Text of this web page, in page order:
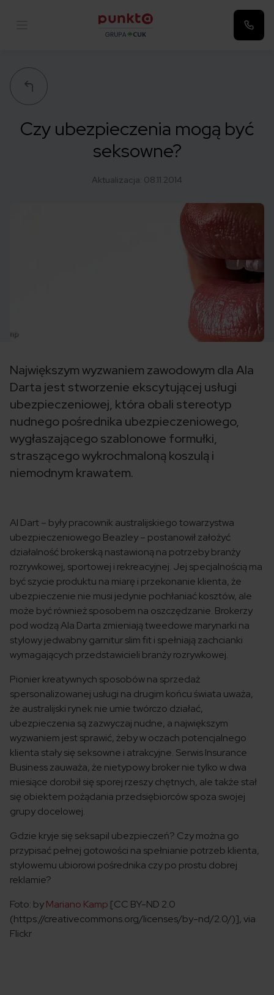
Czy ubezpieczenia mogą być
seksowne?
Aktualizacja: 08.11.2014
Największym wyzwaniem zawodowym dla Ala
Darta jest stworzenie ekscytującej usługi
ubezpieczeniowej, która obali stereotyp
nudnego pośrednika ubezpieczeniowego,
wygłaszającego szablonowe formułki,
straszącego wykrochmaloną koszulą i
niemodnym krawatem.
Al Dart – były pracownik australijskiego towarzystwa
ubezpieczeniowego Beazley – postanowił założyć
działalność brokerską nastawioną na potrzeby branży
rozrywkowej, sportowej i rekreacyjnej. Jej specjalnością ma
być szycie produktu na miarę i przekonanie klienta, że
ubezpieczenie nie musi jedynie pochłaniać kosztów, ale
może być również sposobem na oszczędzanie. Brokerzy
pod wodzą Ala Darta zmieniają tweedowe marynarki na
stylowy jedwabny garnitur slim fit i spełniają zachcianki
wymagających przedstawicieli branży rozrywkowej.
Pionier kreatywnych sposobów na sprzedaż
spersonalizowanej usługi na drugim końcu świata uważa,
że australijski rynek nie umie twórczo działać,
ubezpieczenia są zazwyczaj nudne, a największym
wyzwaniem jest sprawić, żeby w oczach potencjalnego
klienta stały się seksowne i atrakcyjne. Serwis Insurance
Business zauważa, że nietypowy broker nie tylko w dwa
miesiące dorobił się sporej rzeszy chętnych, ale także stał
się obiektem pożądania przedsiębiorców spoza swojej
grupy docelowej.
Gdzie kryje się seksapil ubezpieczeń? Czy można go
przypisać pełnej gotowości na spełnianie potrzeb klienta,
stylowemu ubiorowi pośrednika czy po prostu dobrej
reklamie?
Foto: byMariano Kamp [CC BY-ND 2.0
(https://creativecommons.org/licenses/by-nd/2.0/)], via
Flickr